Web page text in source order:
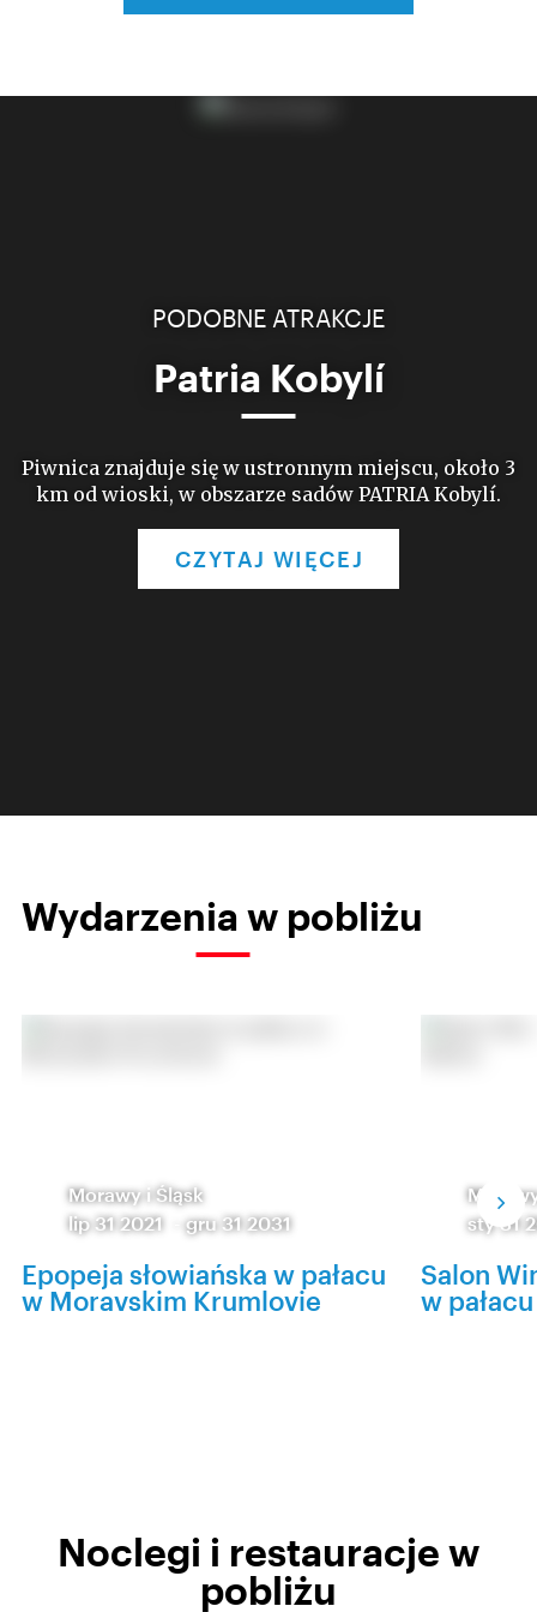
PODOBNE ATRAKCJE
Patria Kobylí
Piwnica znajduje się w ustronnym miejscu, około 3
km od wioski, w obszarze sadów PATRIA Kobylí.
CZYTAJ WIĘCEJ
Wydarzenia w pobliżu
Morawy i Śląsk
lip 31 2021
-gru 31 2031
Epopeja słowiańska w pałacu
w Moravskim Krumlovie
sty 31
Salon
w
Noclegi i restauracje w
pobliżu